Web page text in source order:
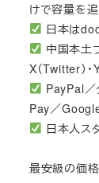
けで容量を
日本は
中国本土
X（Twitter）
PayPal／
Pay／
日本人ス
最安級の価